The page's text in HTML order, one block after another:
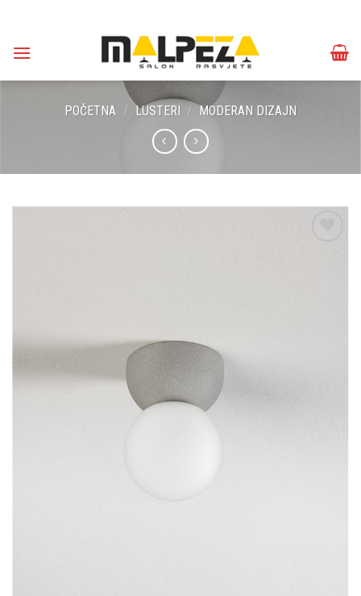
content
POČETNA / LUSTERI / MODERAN DIZAJN